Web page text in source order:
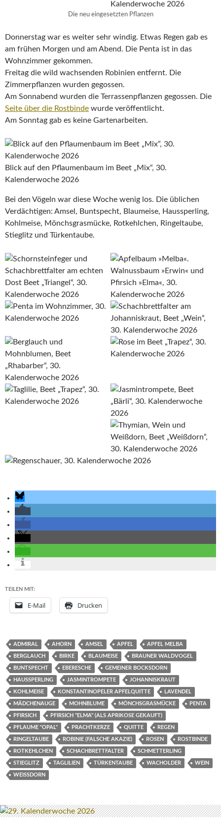
Die neu eingesetzten Pflanzen
Donnerstag war es weiter sehr windig. Etwas Regen gab es
am frühen Morgen und am Abend. Die Penta ist in das
Wohnzimmer gekommen.
Freitag die wild wachsenden Robinien entfernt. Die
Zimmerpflanzen wurden gegossen.
Am Sonnabend wurden die Terrassenpflanzen gegossen. Die
Seite über die Rostbinde wurde veröffentlicht.
Am Sonntag gab es keine Gartenarbeiten.
Blick auf den Pflaumenbaum im Beet „Mix“, 30.
Kalenderwoche 2026
Bei den Vögeln war diese Woche wenig los. Die üblichen
Verdächtigen: Amsel, Buntspecht, Blaumeise, Haussperling,
Kohlmeise, Mönchsgrasmücke, Rotkehlchen, Ringeltaube,
Stieglitz und Türkentaube.
TEILEN MIT:
E-Mail Drucken
ADMIRAL AHORN AMSEL APFEL APFEL MELBA
BERGLAUCH BIRKE BLAUMEISE BRAUNER WALDVOGEL
BUNTSPECHT EBERESCHE GEMEINER BOCKSDORN
HAUSSPERLING JASMINTROMPETE JOHANNISKRAUT
KOHLMEISE KONSTANTINOPELER APFELQUITTE LAVENDEL
MÄDCHENAUGE MOHNBLUME MÖNCHSGRASMÜCKE PENTA
PFIRSICH PFIRSICH "ELMA" (ALS APRIKOSE GEKAUFT)
PFLAUME "OPAL" PRACHTKERZE QUITTE REGEN
RINGELTAUBE ROBINIE (FALSCHE AKAZIE) ROSEN ROSTBINDE
ROTKEHLCHEN SCHACHBRETTFALTER SCHMETTERLING
STIEGLITZ TAGLILIEN TÜRKENTAUBE WACHOLDER WEIN
WEISSDORN